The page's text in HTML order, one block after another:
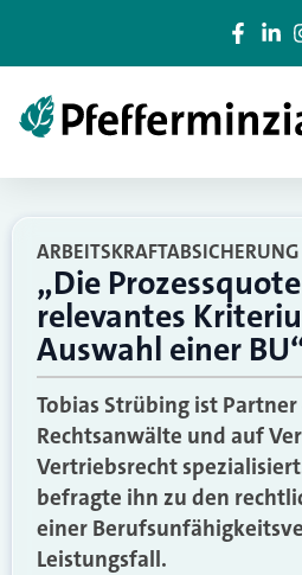
„Die
relevantes
Auswahl einer
Tobias Strübing ist
Rechtsanwälte und auf
Vertriebsrecht
befragte ihn zu den
einer
Leistungsfall.